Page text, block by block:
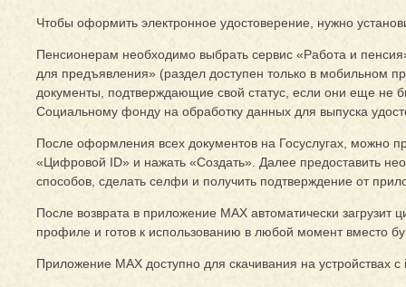
Чтобы оформить электронное удостоверение, нужно
Пенсионерам необходимо выбрать сервис «Работа и
для предъявления» (раздел доступен только в мобильном
документы, подтверждающие свой статус, если они еще не
Социальному фонду на обработку данных для выпуска
После оформления всех документов на Госуслугах, можно
«Цифровой ID» и нажать «Создать». Далее предоставить
способов, сделать селфи и получить подтверждение от
После возврата в приложение MAX автоматически загрузит
профиле и готов к использованию в любой момент вместо
Приложение МАХ доступно для скачивания на устройствах с